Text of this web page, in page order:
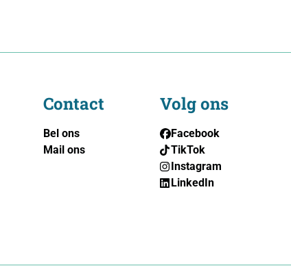
Contact
Bel ons
Mail ons
Volg ons
Facebook
TikTok
Instagram
LinkedIn